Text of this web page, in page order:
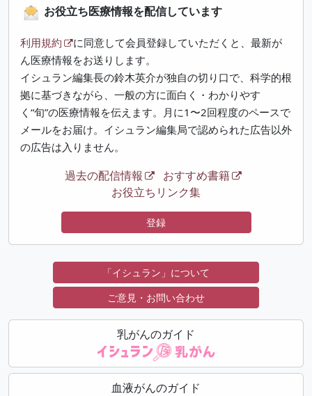
お役立ち医療情報を配信しています
利用規約
に同意して会員登録していただくと、最新が
ん医療情報をお送りします。
イシュラン編集長の鈴木英介が独自の切り口で、科学的根
拠に基づきながら、一般の方に面白く・わかりやす
く“旬”の医療情報を伝えます。月に1〜2回程度のペースで
メールをお届け。イシュラン編集局で認められた広告以外
の広告は入りません。
過去の配信情報
おすすめ書籍
お役立ちリンク集
登録
「イシュラン」について
ご意見・お問い合わせ
乳がんのガイド
血液がんのガイド